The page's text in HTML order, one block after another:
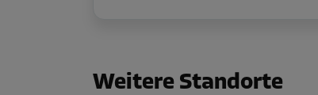
Weitere Standorte